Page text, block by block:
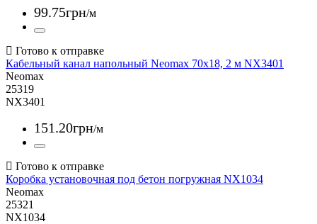
99.75грн/м
Кабельный канал напольный Neomax 70x18, 2 м NX3401
Neomax
25319
NX3401
151.20грн/м
Коробка установочная под бетон погружная NX1034
Neomax
25321
NX1034